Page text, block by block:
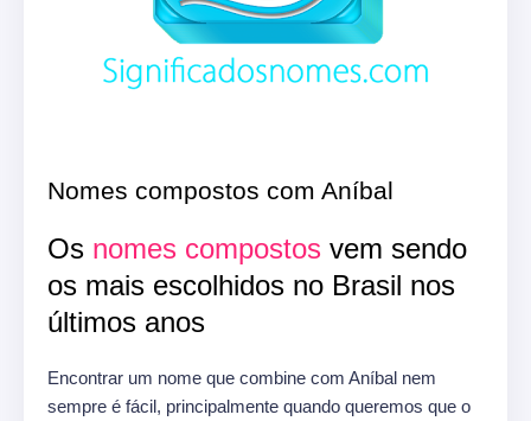
Nomes compostos com Aníbal
Os nomes compostos vem sendo
os mais escolhidos no Brasil nos
últimos anos
Encontrar um nome que combine com Aníbal nem
sempre é fácil, principalmente quando queremos que o